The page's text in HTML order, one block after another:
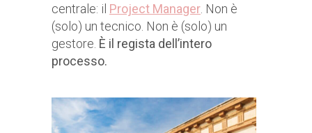
centrale: il Project Manager. Non è
(solo) un tecnico. Non è (solo) un
gestore. È il regista dell’intero
processo.